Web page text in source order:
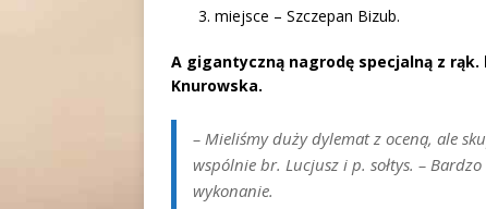
miejsce – Szczepan Bizub.
A gigantyczną nagrodę specjalną z
Knurowska.
– Mieliśmy duży dylemat z oceną, ale
wspólnie br. Lucjusz i p. sołtys. – Bardzo
wykonanie.